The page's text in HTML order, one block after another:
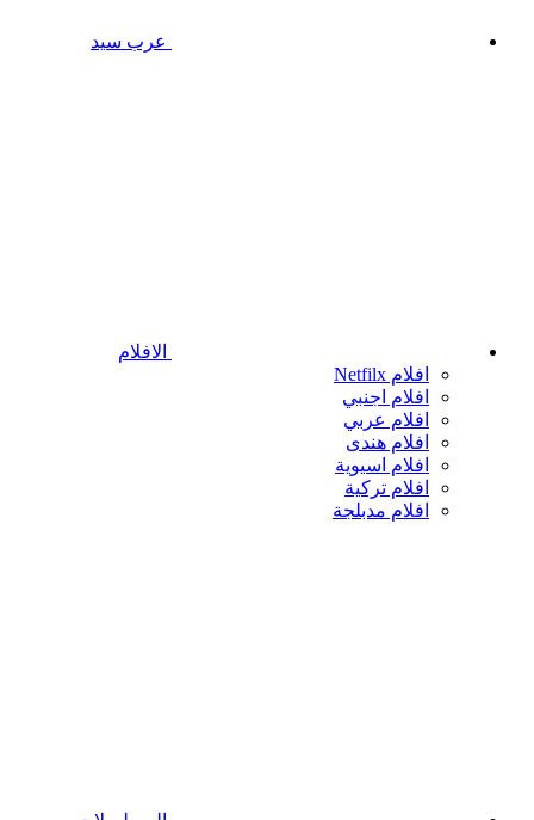
عرب سيد
الافلام
افلام Netfilx
افلام اجنبي
افلام عربي
افلام هندى
افلام اسيوية
افلام تركية
افلام مدبلجة